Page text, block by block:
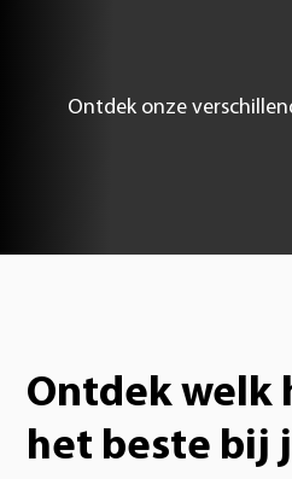
Ontdek onze
Ontdek welk
het beste bij